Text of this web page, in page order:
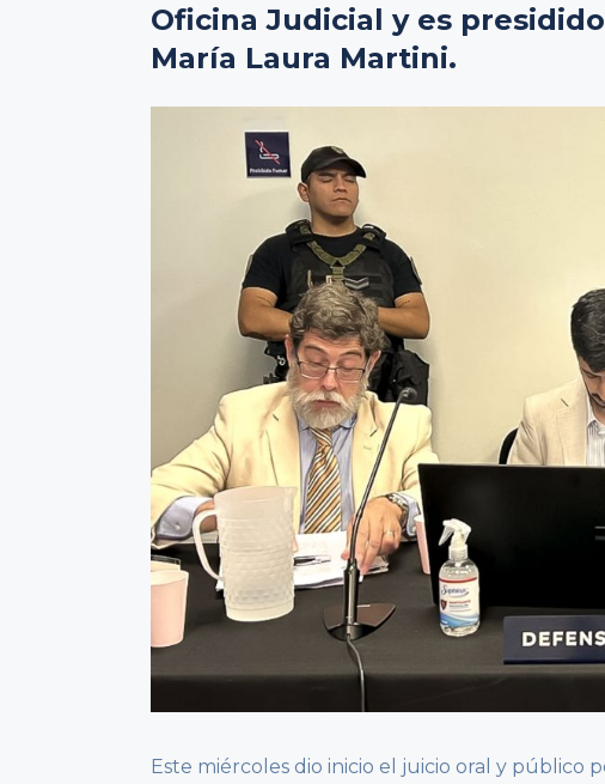
Oficina Judicial y es
María Laura Martini.
Este miércoles dio inicio el juicio oral y público